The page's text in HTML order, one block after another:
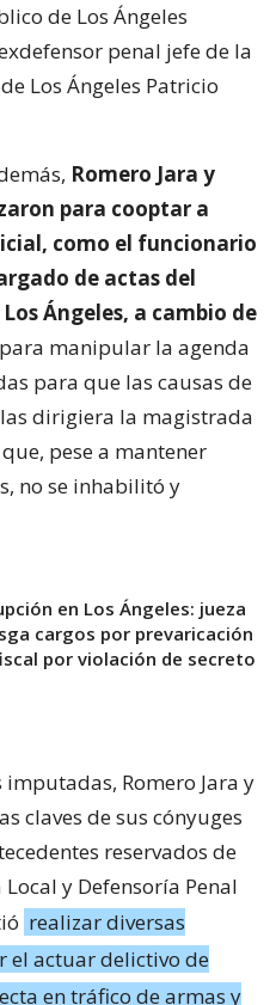
de Los Ángeles
penal jefe de la
Los Ángeles Patricio
Romero Jara y
para cooptar a
como el funcionario
de actas del
Ángeles, a cambio de
manipular la agenda
para que las causas de
dirigiera la magistrada
pese a mantener
no se inhabilitó y
en Los Ángeles: jueza
cargos por prevaricación
por violación de secreto
Romero Jara y
claves de sus cónyuges
reservados de
y Defensoría Penal
realizar diversas
el actuar delictivo de
en tráfico de armas y